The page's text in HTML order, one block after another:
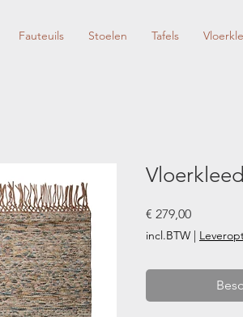
Fauteuils Stoelen Tafels
€ 279,00Prijs
incl.BTW